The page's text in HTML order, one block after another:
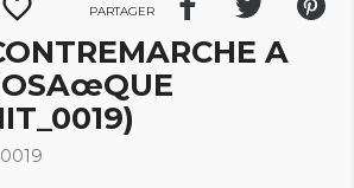
favorite_border Partager
A